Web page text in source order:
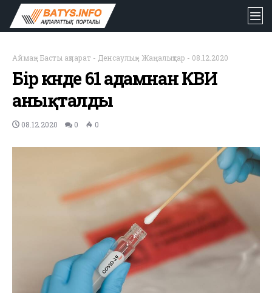
Аймақ- Басты ақпарат - Денсаулық- Жаңалықтар - 08.12.2020
Бір күнде 61 адамнан КВИ
анықталды
08.12.2020 0 0